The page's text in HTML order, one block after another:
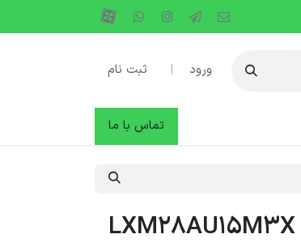
ورود | ثبت نام
تماس با ما